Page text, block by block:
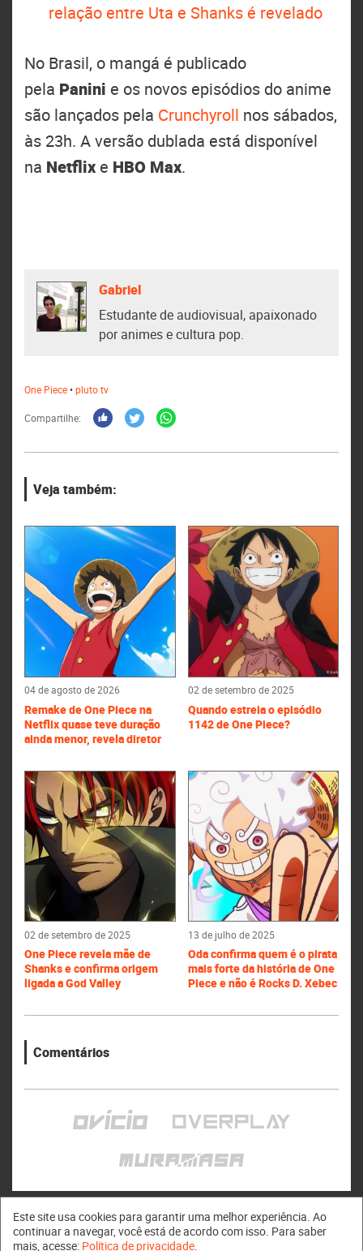
relação entre Uta e Shanks é revelado
No Brasil, o mangá é publicado
pela Panini e os novos episódios do anime
são lançados pela Crunchyroll nos sábados,
às 23h. A versão dublada está disponível
na Netflix e HBO Max.
Gabriel
Estudante de audiovisual, apaixonado
por animes e cultura pop.
One Piece•pluto tv
Compartilhe:
Veja também:
04 de agosto de 2026
Remake de One Piece na
Netflix quase teve duração
ainda menor, revela diretor
02 de setembro de 2025
Quando estreia o episódio
1142 de One Piece?
02 de setembro de 2025
One Piece revela mãe de
Shanks e confirma origem
ligada a God Valley
13 de julho de 2025
Oda confirma quem é o pirata
mais forte da história de One
Piece e não é Rocks D. Xebec
Comentários
Este site usa cookies para garantir uma melhor experiência. Ao
continuar a navegar, você está de acordo com isso. Para saber
mais, acesse: Política de privacidade.